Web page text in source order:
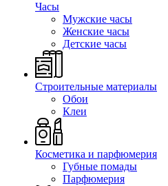
Часы
Мужские часы
Женские часы
Детские часы
Строительные материалы
Обои
Клеи
Косметика и парфюмерия
Губные помады
Парфюмерия